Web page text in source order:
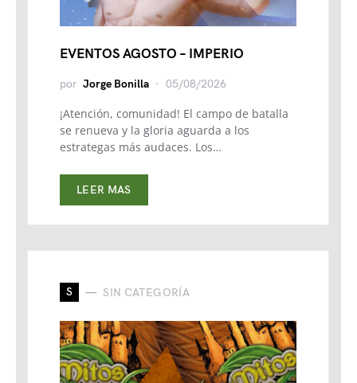
EVENTOS AGOSTO – IMPERIO
por Jorge Bonilla 05/08/2026
¡Atención, comunidad! El campo de batalla
se renueva y la gloria aguarda a los
estrategas más audaces. Los…
LEER MAS
S SIN CATEGORÍA